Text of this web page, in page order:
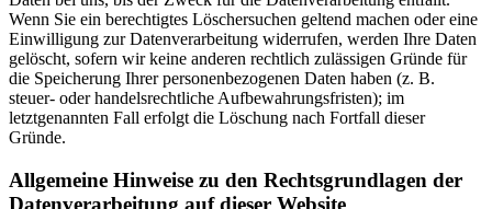
Wenn Sie ein berechtigtes Löschersuchen geltend machen oder eine
Einwilligung zur Datenverarbeitung widerrufen, werden Ihre Daten
gelöscht, sofern wir keine anderen rechtlich zulässigen Gründe für
die Speicherung Ihrer personenbezogenen Daten haben (z. B.
steuer- oder handelsrechtliche Aufbewahrungsfristen); im
letztgenannten Fall erfolgt die Löschung nach Fortfall dieser
Gründe.
Allgemeine Hinweise zu den Rechtsgrundlagen der
Datenverarbeitung auf dieser Website